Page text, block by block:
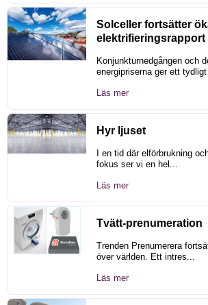
Solceller fortsätter
elektrifieringsrapport
Konjunkturnedgången och
energipriserna ger ett
Läs mer
Hyr ljuset
I en tid där elförbrukning
fokus ser vi en hel...
Läs mer
Tvätt-prenumeration
Trenden Prenumerera
över världen. Ett intres...
Läs mer